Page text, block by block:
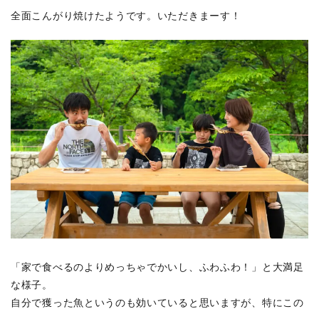
全面こんがり焼けたようです。いただきまーす！
「家で食べるのよりめっちゃでかいし、ふわふわ！」と大満足
な様子。
自分で獲った魚というのも効いていると思いますが、特にこの